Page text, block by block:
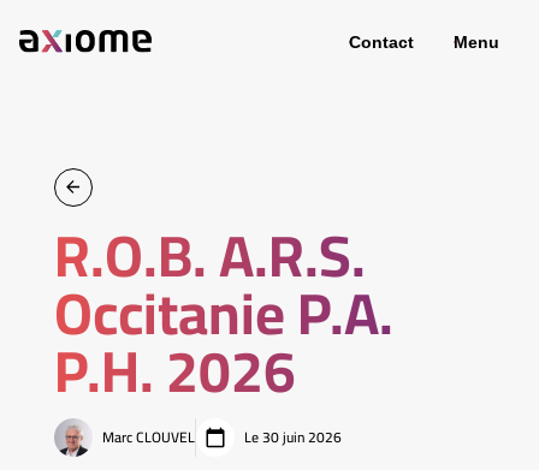
Contact Menu
R.O.B. A.R.S.
Occitanie P.A.
P.H. 2026
Marc CLOUVEL Le 30 juin 2026